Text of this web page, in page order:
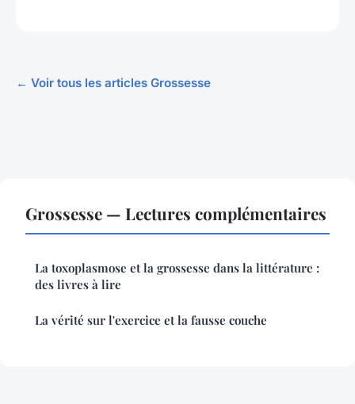
← Voir tous les articles Grossesse
Grossesse — Lectures complémentaires
La toxoplasmose et la grossesse dans la littérature :
des livres à lire
La vérité sur l'exercice et la fausse couche